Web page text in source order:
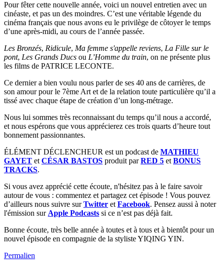
Pour fêter cette nouvelle année, voici un nouvel entretien avec un
cinéaste, et pas un des moindres. C’est une véritable légende du
cinéma français que nous avons eu le privilège de côtoyer le temps
d’une après-midi, au cours de l’année passée.
Les Bronzés, Ridicule, Ma femme s'appelle reviens, La Fille sur le
pont, Les Grands Ducs ou L’Homme du train, on ne présente plus
les films de PATRICE LECONTE.
Ce dernier a bien voulu nous parler de ses 40 ans de carrières, de
son amour pour le 7ème Art et de la relation toute particulière qu’il a
tissé avec chaque étape de création d’un long-métrage.
Nous lui sommes très reconnaissant du temps qu’il nous a accordé,
et nous espérons que vous apprécierez ces trois quarts d’heure tout
bonnement passionnantes.
ÉLÉMENT DÉCLENCHEUR est un podcast de MATHIEU
GAYET et CÉSAR BASTOS produit parRED 5 et BONUS
TRACKS.
Si vous avez apprécié cette écoute, n'hésitez pas à le faire savoir
autour de vous : commentez et partagez cet épisode ! Vous pouvez
d’ailleurs nous suivre surTwitter et Facebook. Pensez aussi à noter
l'émission sur Apple Podcasts si ce n’est pas déjà fait.
Bonne écoute, très belle année à toutes et à tous et à bientôt pour un
nouvel épisode en compagnie de la styliste YIQING YIN.
Permalien